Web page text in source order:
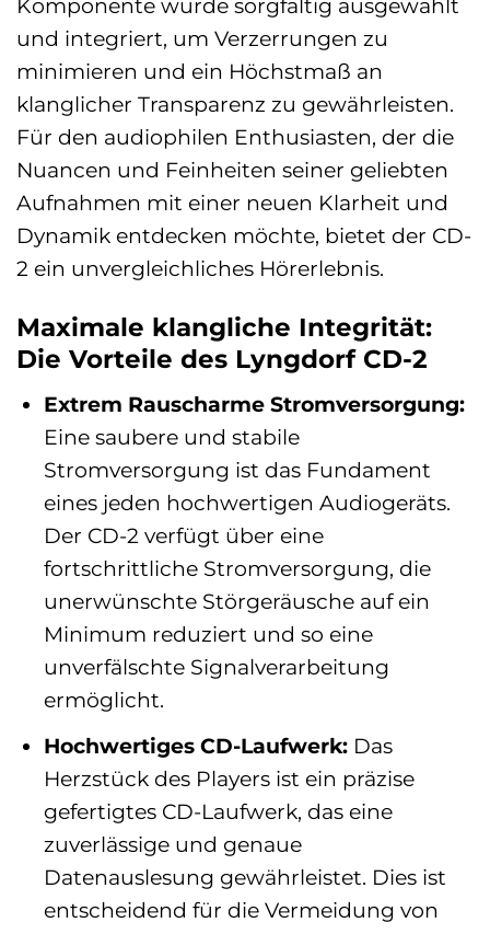
und integriert, um Verzerrungen zu
minimieren und ein Höchstmaß an
klanglicher Transparenz zu gewährleisten.
Für den audiophilen Enthusiasten, der die
Nuancen und Feinheiten seiner geliebten
Aufnahmen mit einer neuen Klarheit und
Dynamik entdecken möchte, bietet der CD-
2 ein unvergleichliches Hörerlebnis.
Maximale klangliche Integrität:
Die Vorteile des Lyngdorf CD-2
Extrem Rauscharme Stromversorgung:
Eine saubere und stabile
Stromversorgung ist das Fundament
eines jeden hochwertigen Audiogeräts.
Der CD-2 verfügt über eine
fortschrittliche Stromversorgung, die
unerwünschte Störgeräusche auf ein
Minimum reduziert und so eine
unverfälschte Signalverarbeitung
ermöglicht.
Hochwertiges CD-Laufwerk:Das
Herzstück des Players ist ein präzise
gefertigtes CD-Laufwerk, das eine
zuverlässige und genaue
Datenauslesung gewährleistet. Dies ist
entscheidend für die Vermeidung von